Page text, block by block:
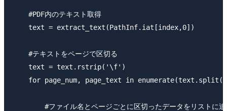
    #PDF内のテキスト取得
    text = extract_text(PathInf.iat[index,0])
    #テキストをページで区切る
    text = text.rstrip('\f')
for page_num, page_text in
#ファイル名とページごとに区切ったデータをリストに